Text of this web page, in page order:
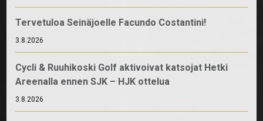
Tervetuloa Seinäjoelle Facundo Costantini!
3.8.2026
Cycli & Ruuhikoski Golf aktivoivat katsojat Hetki
Areenalla ennen SJK – HJK ottelua
3.8.2026